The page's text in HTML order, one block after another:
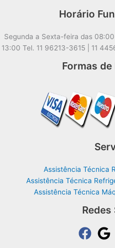
Horário
Segunda a Sexta-feira das
13:00 Tel. 11 96213-3615 | 11
Formas
Assistência Técnica
Assistência Técnica
Assistência Técnica
Redes